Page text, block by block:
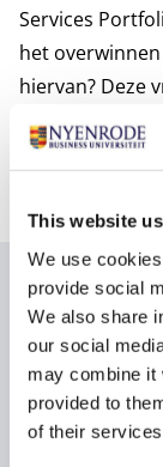
This website
We use
provide social
We also share
our social
may combine it
provided to
of their
Services
het
hiervan? Deze
van Albert
Digital
Auteur
Prof. dr.
Plugge